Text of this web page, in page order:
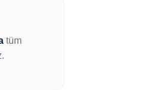
tüm